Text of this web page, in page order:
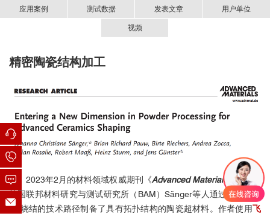
应用案例 测试数据 发表文章 用户单位
视频
精密陶瓷结构加工
2023年2月的材料领域权威期刊《Advanced Materials
》报道了
德国联邦材料研究与测试研究所（BAM）Sänger等人通过双光子聚
合-烧结的技术路径制备了具有拓扑结构的陶瓷超材料。作者使用飞
Laser Nanofactory制备的多光子聚合物3D结构
[1] A. Butkutė, G. Merkininkaitė, T. Jurkšas, J. Stančikas, T.
Šakirzanovas, V. Sirutkaitis, and L. Jonušauskas, “Femtosecond
Etchant”, Materials2022,15, 2817, (2022).
[2] G. Kontenis, D. Gailevičius, N. Jimenez, and K. Staliunas,
“Optical Drills by Dynamic High‑Order Bessel Beam
Mixing”,
[3] D. Čereška, A. Žemaitis, G. Kontenis, G. Nemickas, and L.
Jonušauskas, “On‑Demand Wettability via Combining fs Laser
Surface Structuring and Thermal Post-
飞秒激光微纳加工综合系统-Laser Nanofactory